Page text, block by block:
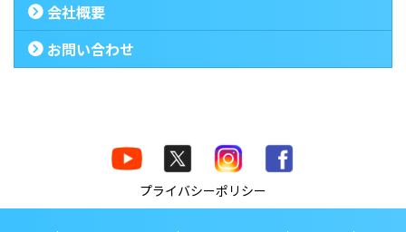
会社概要
お問い合わせ
プライバシーポリシー